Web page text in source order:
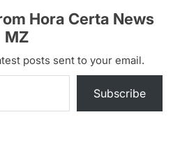
Hora Certa News
MZ
posts sent to your email.
Subscribe